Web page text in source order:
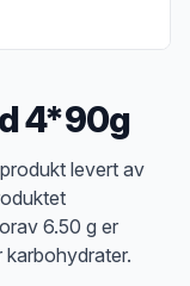
4*90g
levert av
6.50 g er